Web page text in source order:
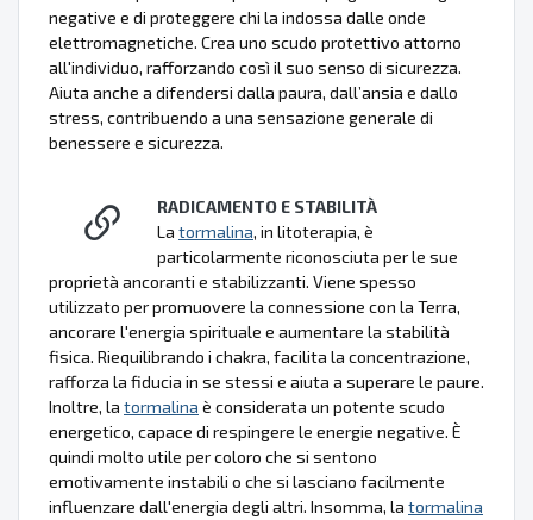
negative e di proteggere chi la indossa dalle onde
elettromagnetiche. Crea uno scudo protettivo attorno
all'individuo, rafforzando così il suo senso di sicurezza.
Aiuta anche a difendersi dalla paura, dall’ansia e dallo
stress, contribuendo a una sensazione generale di
benessere e sicurezza.
RADICAMENTO E STABILITÀ
La tormalina, in litoterapia, è
particolarmente riconosciuta per le sue
proprietà ancoranti e stabilizzanti. Viene spesso
utilizzato per promuovere la connessione con la Terra,
ancorare l'energia spirituale e aumentare la stabilità
fisica. Riequilibrando i chakra, facilita la concentrazione,
rafforza la fiducia in se stessi e aiuta a superare le paure.
Inoltre, la tormalina è considerata un potente scudo
energetico, capace di respingere le energie negative. È
quindi molto utile per coloro che si sentono
emotivamente instabili o che si lasciano facilmente
influenzare dall'energia degli altri. Insomma, la tormalina